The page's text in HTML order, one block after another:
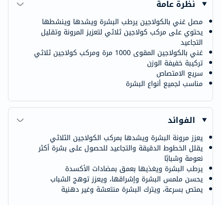
نظرة عامة
مصل غني بالكولاجين يرطب البشرة ويشدها وينشطها
يحتوي على مركب كولاجين ثلاثي لتعزيز المرونة وتقليل
التجاعيد
غني بالكولاجين المقوى 1000 مرة ومركب كولاجين ثلاثي
تركيبة خفيفة الوزن
سريع الامتصاص
مناسب لجميع أنواع البشرة
الفوائد
يعزز مرونة البشرة ويشدها بمركب الكولاجين الثلاثي
يقلل الخطوط الدقيقة والتجاعيد للحصول على بشرة أكثر
نعومة وشبابًا
يرطب البشرة ويغذيها بعمق بمضادات الأكسدة
يحسن ملمس البشرة وإشراقها، ويعزز توهج الشباب
يمتص بسرعة، ويترك البشرة منتعشة وغير دهنية